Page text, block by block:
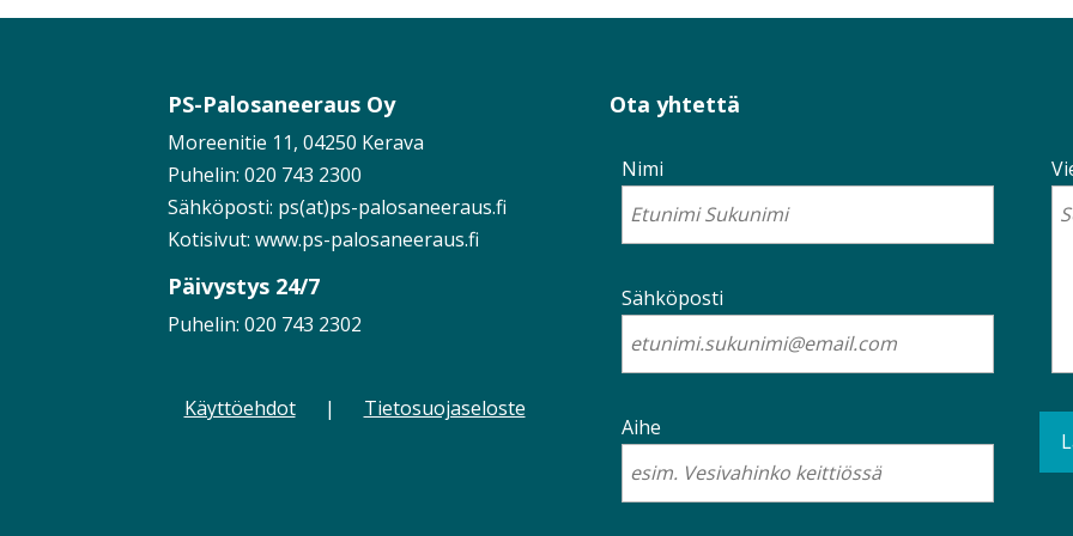
PS-Palosaneeraus Oy
Moreenitie 11, 04250 Kerava
Puhelin: 020 743 2300
Sähköposti: ps(at)ps-palosaneeraus.fi
Kotisivut: www.ps-palosaneeraus.fi
Päivystys 24/7
Puhelin: 020 743 2302
Käyttöehdot | Tietosuojaseloste
Ota yhtettä
Nimi
Sähköposti
Aihe